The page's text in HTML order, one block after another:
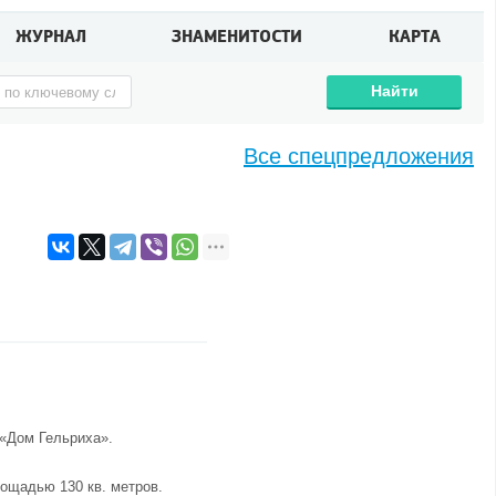
ЖУРНАЛ ЗНАМЕНИТОСТИ КАРТА
Найти
«Дом Гельриха».
130 кв. метров.
Все спецпредложения